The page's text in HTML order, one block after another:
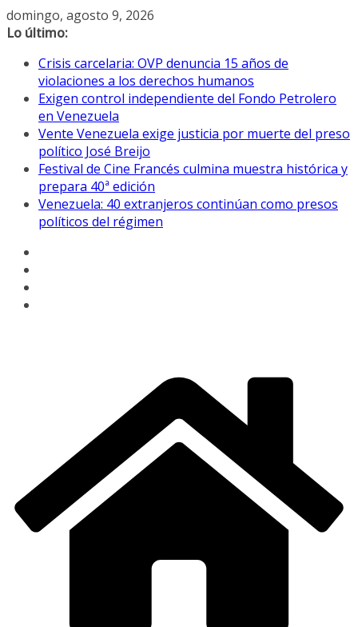
Saltar
al
domingo, agosto 9, 2026
Lo último:
Crisis carcelaria: OVP denuncia 15 años de
violaciones a los derechos humanos
Exigen control independiente del Fondo Petrolero
en Venezuela
Vente Venezuela exige justicia por muerte del preso
político José Breijo
Festival de Cine Francés culmina muestra histórica y
prepara 40ª edición
Venezuela: 40 extranjeros continúan como presos
políticos del régimen